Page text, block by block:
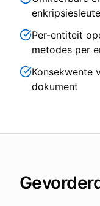
Per-entiteit
metodes per
Konsekwente
dokument